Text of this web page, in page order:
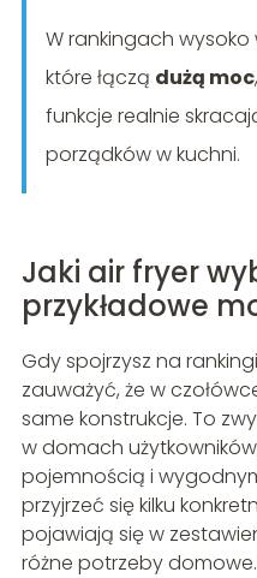
W rankingach
które łączą dużą moc,
funkcje realnie
porządków w kuchni.
Jaki air fryer
przykładowe
Gdy spojrzysz na
zauważyć, że w
same konstrukcje. To
w domach
pojemnością i
przyjrzeć się kilku
pojawiają się w
różne potrzeby domowe.